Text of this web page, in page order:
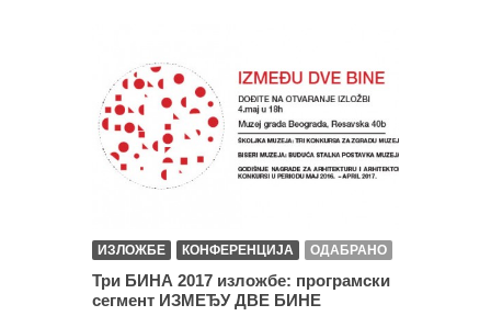
ИЗЛОЖБЕ КОНФЕРЕНЦИЈА ОДАБРАНО
Три БИНА 2017 изложбе: програмски
сегмент ИЗМЕЂУ ДВЕ БИНЕ